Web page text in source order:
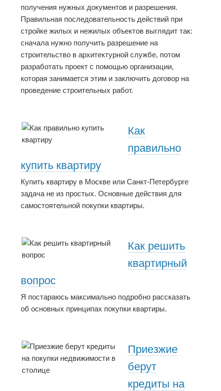
получения нужных документов и разрешения.
Правильная последовательность действий при
стройке жилых и нежилых объектов выглядит так:
сначала нужно получить разрешение на
строительство в архитектурной службе, потом
разработать проект с помощью организации,
которая занимается этим и заключить договор на
проведение строительных работ.
Как
правильно
купить квартиру
Купить квартиру в Москве или Санкт-Петербурге
задача не из простых. Основные действия для
самостоятельной покупки квартиры.
Как решить
квартирный
вопрос
Я постараюсь максимально подробно рассказать
об основных принципах покупки квартиры.
Приезжие
берут
кредиты на